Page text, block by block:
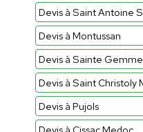
Devis à Saint Antoine
Devis à Montussan
Devis à Sainte Gemme
Devis à Saint Christoly
Devis à Pujols